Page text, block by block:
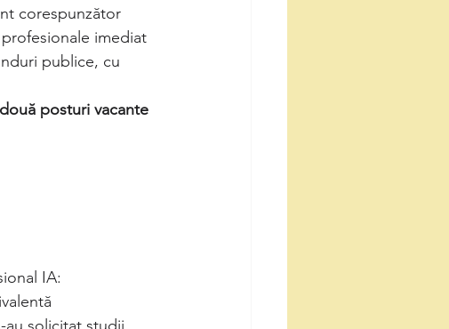
corespunzător
imediat
publice, cu
posturi vacante
IA: